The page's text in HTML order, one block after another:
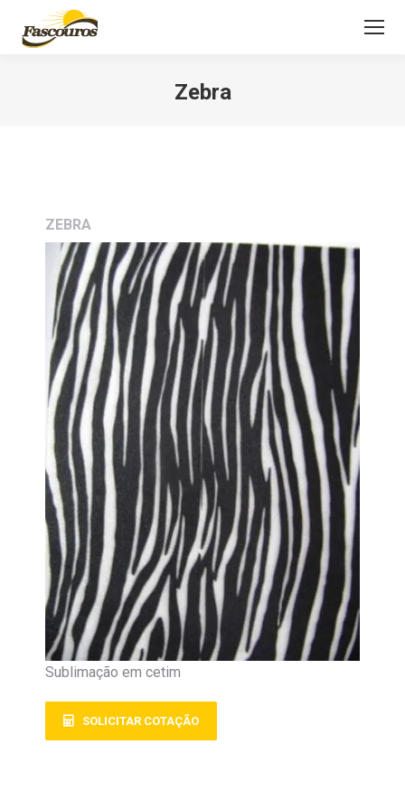
Zebra
ZEBRA
Sublimação em cetim
SOLICITAR COTAÇÃO